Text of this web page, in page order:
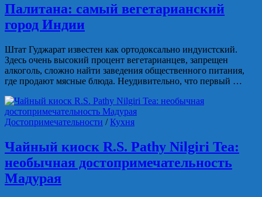
Палитана: самый вегетарианский
город Индии
Штат Гуджарат известен как ортодоксально индуистский.
Здесь очень высокий процент вегетарианцев, запрещен
алкоголь, сложно найти заведения общественного питания,
где продают мясные блюда. Неудивительно, что первый …
Достопримечательности /Кухня
Чайный киоск R.S. Pathy Nilgiri Tea:
необычная достопримечательность
Мадурая